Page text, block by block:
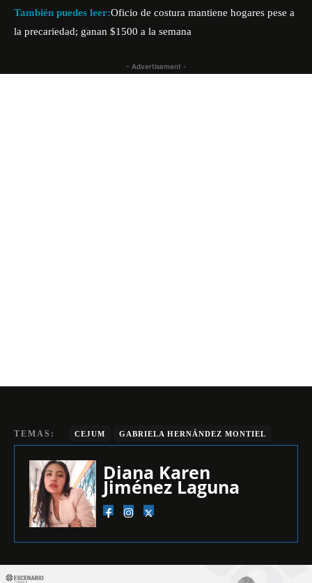
También puedes leer:Oficio de costura mantiene hogares pese a
la precariedad; ganan $1500 a la semana
- Advertisement -
TEMAS: CEJUM GABRIELA HERNÁNDEZ MONTIEL
Diana Karen
Jiménez Laguna